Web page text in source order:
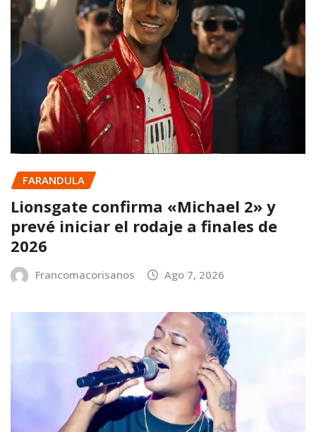
FARANDULA
Lionsgate confirma «Michael 2» y
prevé iniciar el rodaje a finales de
2026
Francomacorisanos Ago 7, 2026